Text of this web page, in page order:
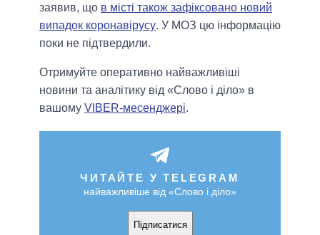
заявив, що в місті також зафіксовано новий
випадок коронавірусу. У МОЗ цю інформацію
поки не підтвердили.
Отримуйте оперативно найважливіші
новини та аналітику від «Слово і діло» в
вашому VIBER-месенджері.
ЧИТАЙТЕ У TELEGRAM
найважливіше від «Слово і діло»
Підписатися